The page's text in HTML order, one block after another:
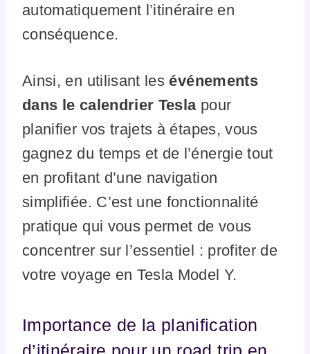
automatiquement l’itinéraire en
conséquence.
Ainsi, en utilisant les événements
dans le calendrier Teslapour
planifier vos trajets à étapes, vous
gagnez du temps et de l’énergie tout
en profitant d’une navigation
simplifiée. C’est une fonctionnalité
pratique qui vous permet de vous
concentrer sur l’essentiel : profiter de
votre voyage en Tesla Model Y.
Importance de la planification